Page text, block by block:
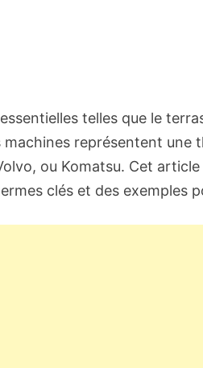
telles que le
représentent une
ou Komatsu. Cet
clés et des exemples